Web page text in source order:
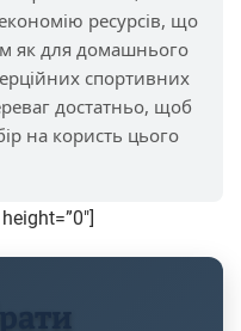
ресурсів, що
як для домашнього
спортивних
достатньо, щоб
на користь цього